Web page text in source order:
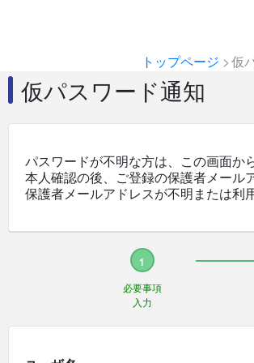
トップページ 仮
仮パスワード通知
パスワードが不明な方は、この画面か
本人確認の後、ご登録の保護者メール
保護者メールアドレスが不明または利
必要事項
入力